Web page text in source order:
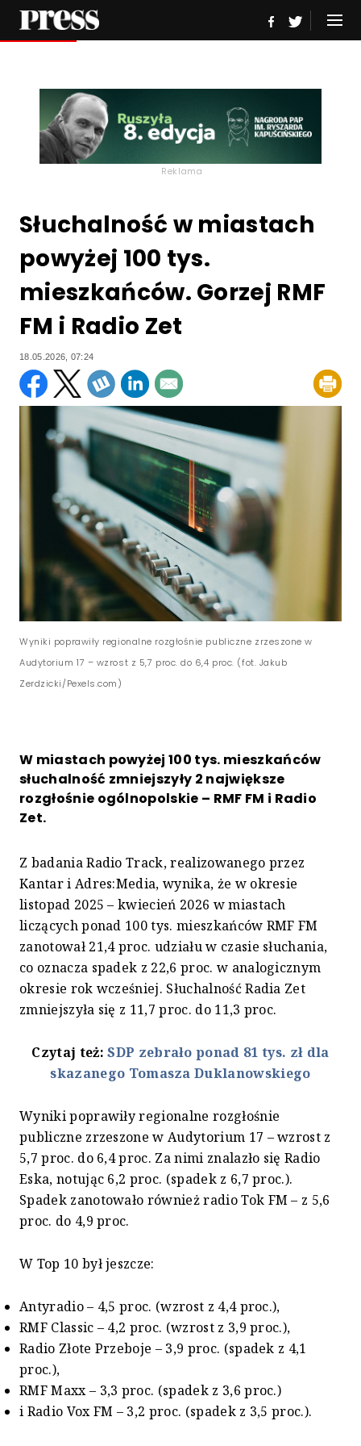
Reklama
Słuchalność w miastach
powyżej 100 tys.
mieszkańców. Gorzej RMF
FM i Radio Zet
18.05.2026, 07:24
Wyniki poprawiły regionalne rozgłośnie publiczne zrzeszone w
Audytorium 17 – wzrost z 5,7 proc. do 6,4 proc. (fot. Jakub
Zerdzicki/Pexels.com)
W miastach powyżej 100 tys. mieszkańców
słuchalność zmniejszyły 2 największe
rozgłośnie ogólnopolskie – RMF FM i Radio
Zet.
Z badania Radio Track, realizowanego przez
Kantar i Adres:Media, wynika, że w okresie
listopad 2025 – kwiecień 2026 w miastach
liczących ponad 100 tys. mieszkańców RMF FM
zanotował 21,4 proc. udziału w czasie słuchania,
co oznacza spadek z 22,6 proc. w analogicznym
okresie rok wcześniej. Słuchalność Radia Zet
zmniejszyła się z 11,7 proc. do 11,3 proc.
Czytaj też:SDP zebrało ponad 81 tys. zł dla
skazanego Tomasza Duklanowskiego
Wyniki poprawiły regionalne rozgłośnie
publiczne zrzeszone w Audytorium 17 – wzrost z
5,7 proc. do 6,4 proc. Za nimi znalazło się Radio
Eska, notując 6,2 proc. (spadek z 6,7 proc.).
Spadek zanotowało również radio Tok FM – z 5,6
proc. do 4,9 proc.
W Top 10 był jeszcze:
Antyradio – 4,5 proc. (wzrost z 4,4 proc.),
RMF Classic – 4,2 proc. (wzrost z 3,9 proc.),
Radio Złote Przeboje – 3,9 proc. (spadek z 4,1
proc.),
RMF Maxx – 3,3 proc. (spadek z 3,6 proc.)
i Radio Vox FM – 3,2 proc. (spadek z 3,5 proc.).